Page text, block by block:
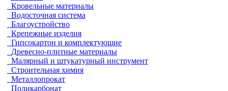
Кровельные материалы
Водосточная система
Благоустройство
Крепежные изделия
Гипсокартон и комплектующие
Древесно-плитные материалы
Малярный и штукатурный инструмент
Строительная химия
Металлопрокат
Поликарбонат